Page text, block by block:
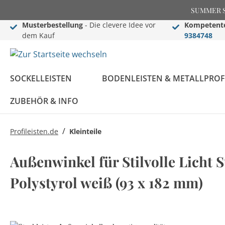
SUMMER
Musterbestellung - Die clevere Idee vor
dem Kauf
9384748
SOCKELLEISTEN BODENLEISTEN &
ZUBEHÖR & INFO
Konfigurator
Sockelleisten im
Ausgleichsprofile
Abschlussprofile
Bauprofile
Komplettprogramm
Komplettprogramm
Rosetten
LED Sockelleisten
Sockelleisten ABC
Stuckleisten ABC
Profileisten.de / Kleinteile
Außenwinkel für Stilvolle Licht
Polystyrol weiß (93 x 182 mm)